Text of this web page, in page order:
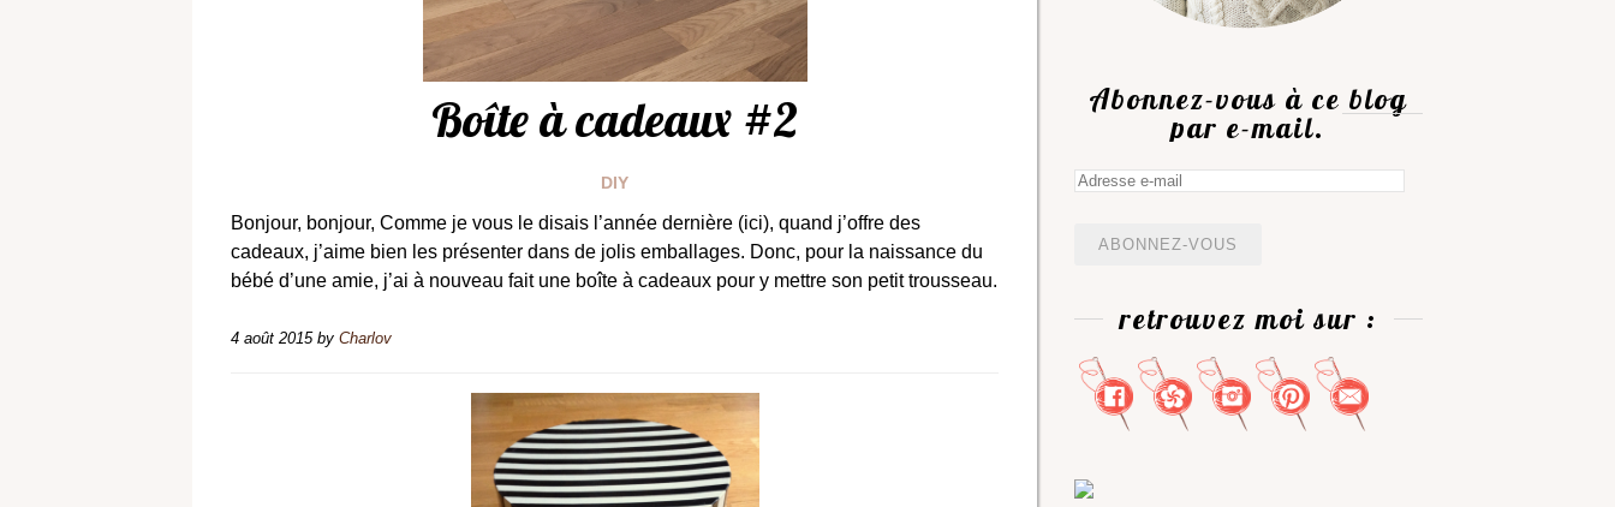
Boîte à cadeaux #2
DIY
Bonjour, bonjour, Comme je vous le disais l’année dernière (ici), quand j’offre des
cadeaux, j’aime bien les présenter dans de jolis emballages. Donc, pour la naissance du
bébé d’une amie, j’ai à nouveau fait une boîte à cadeaux pour y mettre son petit trousseau.
4 août 2015by Charlov
Abonnez-vous à ce blog
par e-mail.
Adresse
mail
retrouvez moi sur :